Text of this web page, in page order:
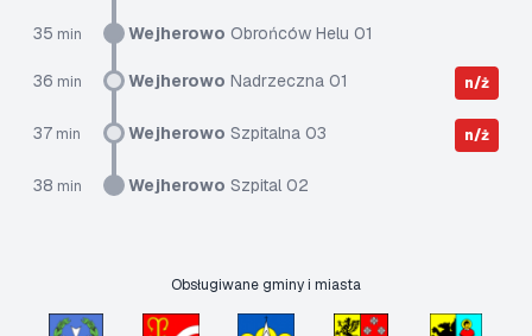
35 min Wejherowo Obrońców Helu 01
36 min Wejherowo Nadrzeczna 01 n/ż
37 min Wejherowo Szpitalna 03 n/ż
38 min Wejherowo Szpital 02
Obsługiwane gminy i miasta